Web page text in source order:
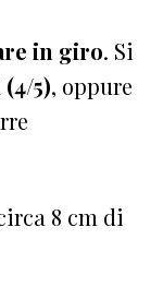
in giro. Si
5), oppure
8 cm di